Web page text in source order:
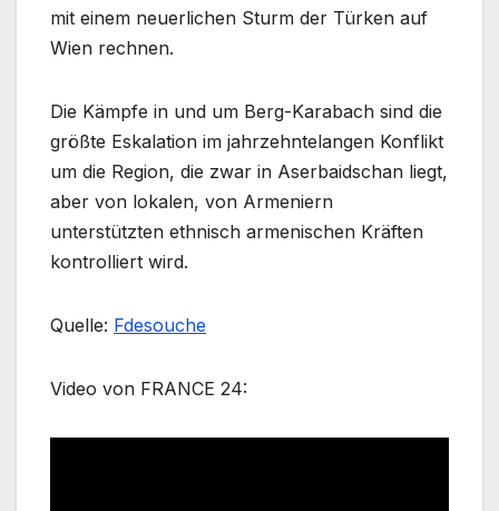
mit einem neuerlichen Sturm der Türken auf
Wien rechnen.
Die Kämpfe in und um Berg-Karabach sind die
größte Eskalation im jahrzehntelangen Konflikt
um die Region, die zwar in Aserbaidschan liegt,
aber von lokalen, von Armeniern
unterstützten ethnisch armenischen Kräften
kontrolliert wird.
Quelle: Fdesouche
Video von FRANCE 24: